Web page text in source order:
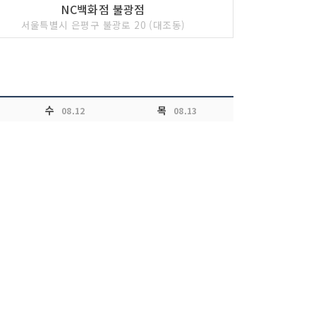
NC백화점 불광점
서울특별시 은평구 불광로 20 (대조동)
수 08.12 목 08.13